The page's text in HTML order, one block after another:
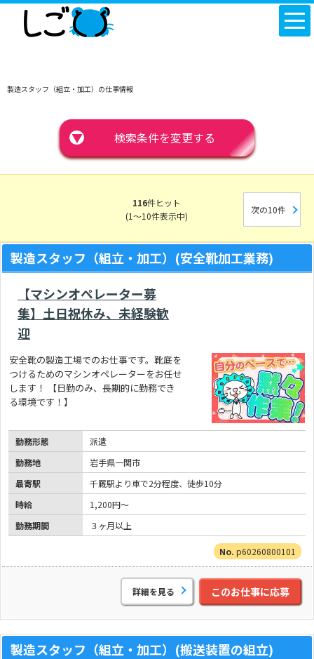
製造スタッフ（組立・加工）の仕事情報
▼ 検索条件を変更する
116件ヒット
(1～10件表示中)
次の10件
製造スタッフ（組立・加工）(安全靴加工業務)
【マシンオペレーター募
集】土日祝休み、未経験歓
迎
安全靴の製造工場でのお仕事です。靴底を
つけるためのマシンオペレーターをお任せ
します！ 【日勤のみ、長期的に勤務でき
る環境です！】
勤務形態
派遣
勤務地
岩手県一関市
最寄駅
千厩駅より車で2分程度、徒歩10分
時給
1,200円～
勤務期間
３ヶ月以上
p60260800101
詳細を見る このお仕事に応募
製造スタッフ（組立・加工）(搬送装置の組立)